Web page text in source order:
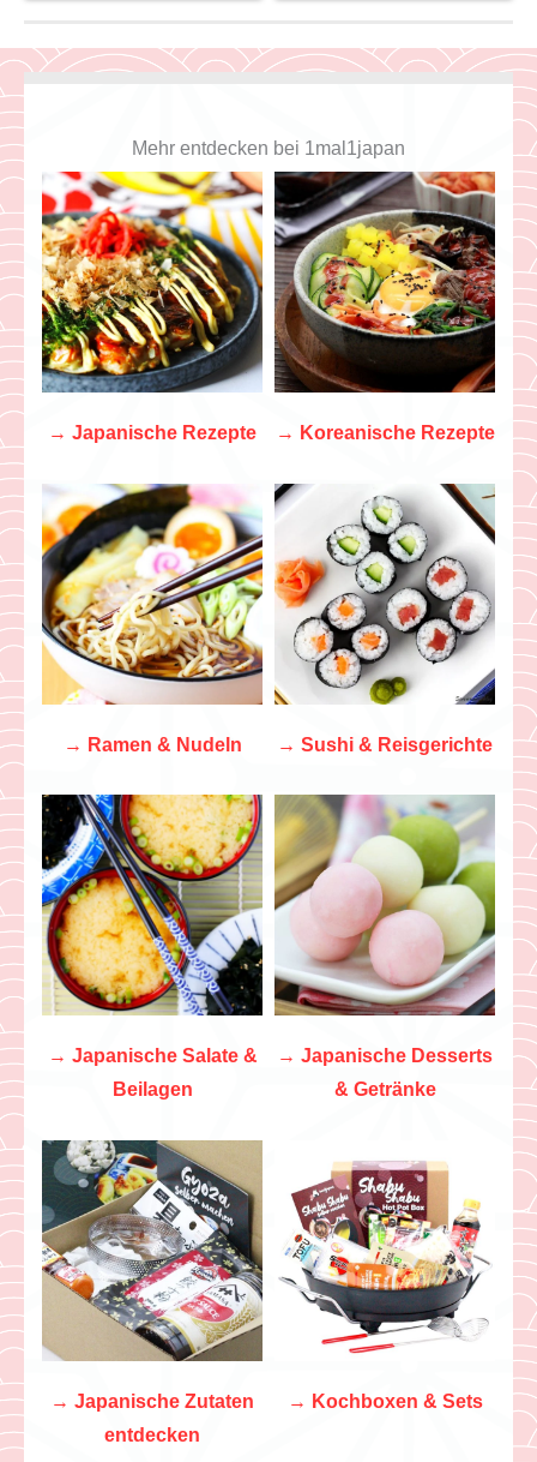
Mehr entdecken bei 1mal1japan
→ Japanische Rezepte → Koreanische Rezepte
→ Ramen & Nudeln → Sushi & Reisgerichte
→ Japanische Salate &
Beilagen
→ Japanische Desserts
& Getränke
→ Japanische Zutaten
entdecken
→ Kochboxen & Sets